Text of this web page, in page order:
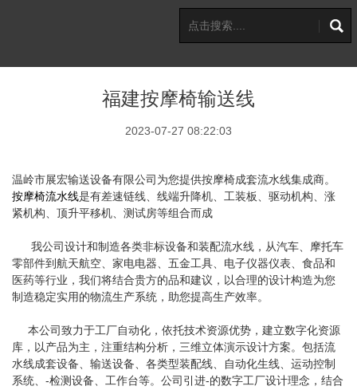
福建按摩椅输送线
2023-07-27 08:22:03
温岭市展宏输送设备有限公司 为您提供按摩椅成套流水线集成商。
按摩椅流水线是有差速链线、线端升降机、工装板、驱动机构、涨
紧机构、顶升平移机、测试房等组合而成
我公司设计和制造各类非标设备和装配流水线，从汽车、摩托车
零部件到航天航空、 家电电器 、五金工具、 电子仪器仪表、 食品和
医药等行业，我们将结合贵方的品和建议，以合理的设计构造为您
制造稳定实用的物流生产系统，助您提高生产效率。
本公司致力于工厂自动化，依托技术资源优势，建立数字化资源
库，以产品为主，注重结构分析，三维立体演示设计方案。 包括流
水线成套设备、输送设备、各类型装配线、自动化生线、运动控制
系统、 -检测设备、工作台等。 公司引进-的数字工厂设计理念，结合